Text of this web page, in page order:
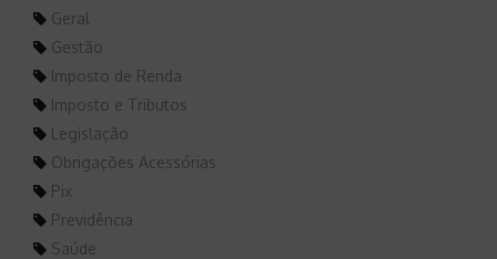
Geral
Gestão
Imposto de Renda
Imposto e Tributos
Legislação
Obrigações Acessórias
Pix
Previdência
Saúde